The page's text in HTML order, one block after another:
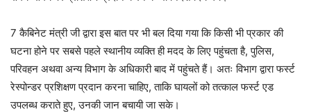
7 कैबिनेट मंत्री जी द्वारा इस बात पर भी बल दिया गया कि किसी भी प्रकार की
घटना होने पर सबसे पहले स्थानीय व्यक्ति ही मदद के लिए पहुंचता है, पुलिस,
परिवहन अथवा अन्य विभाग के अधिकारी बाद में पहुंचते हैं। अतः विभाग द्वारा फर्स्ट
रेस्पोन्डर प्रशिक्षण प्रदान करना चाहिए, ताकि घायलों को तत्काल फर्स्ट एड
उपलब्ध कराते हुए, उनकी जान बचायी जा सके।